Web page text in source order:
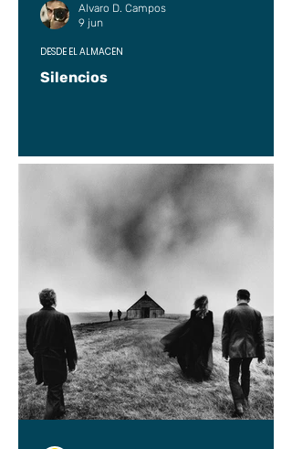
Silencios
DESDE EL ALMACÉN
Alvaro D. Campos
9 jun